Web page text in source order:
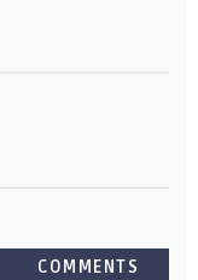
COMMENTS